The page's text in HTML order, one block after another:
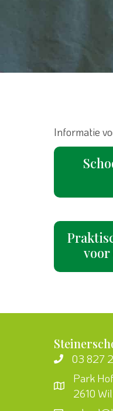
Informatie
voor
03 827
Park
2610